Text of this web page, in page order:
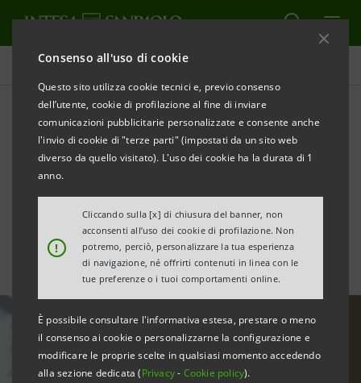
Consenso all'uso di cookie
Questo sito utilizza cookie tecnici e, previo consenso
dell’utente, cookie di profilazione al fine di inviare
comunicazioni pubblicitarie personalizzate e consente anche
l'invio di cookie di "terze parti" (impostati da un sito web
diverso da quello visitato). L'uso dei cookie ha la durata di 1
anno.
!
Cliccando sulla [x] di chiusura del banner, non
acconsenti all’uso dei cookie di profilazione. Non
potremo, perciò, personalizzare la tua esperienza
di navigazione, né offrirti contenuti in linea con le
tue preferenze o i tuoi comportamenti online.
È possibile consultare l'informativa estesa, prestare o meno
il consenso ai cookie o personalizzarne la configurazione e
modificare le proprie scelte in qualsiasi momento accedendo
alla sezione dedicata (Privacy- Cookie policy).
Tutte le news
Sostegno alla Scuola d’Italia
“Guglielmo Marconi” di NYC
con due borse di studio